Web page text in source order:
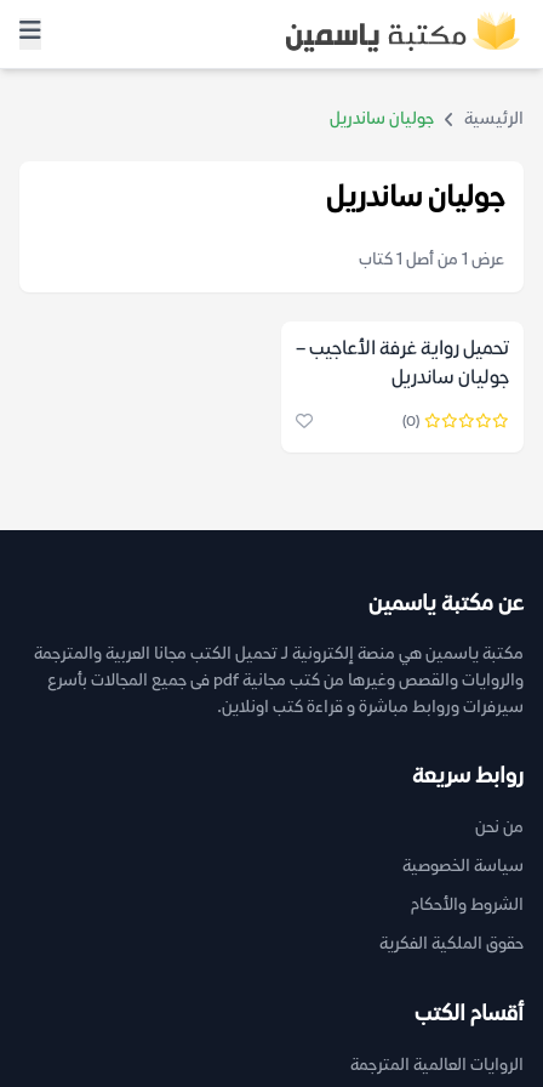
الرئيسية جوليان ساندريل
جوليان ساندريل
عرض 1 من أصل 1 كتاب
تحميل رواية غرفة الأعاجيب –
جوليان ساندريل
(0)
عن مكتبة ياسمين
مكتبة ياسمين هي منصة إلكترونية لـ تحميل الكتب مجانا العربية والمترجمة
والروايات والقصص وغيرها من كتب مجانية pdf فى جميع المجالات بأسرع
سيرفرات وروابط مباشرة و قراءة كتب اونلاين.
روابط سريعة
من نحن
سياسة الخصوصية
الشروط والأحكام
حقوق الملكية الفكرية
أقسام الكتب
الروايات العالمية المترجمة